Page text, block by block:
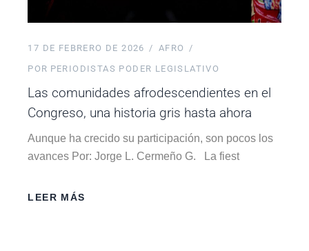
17 DE FEBRERO DE 2026
AFRO
POR PERIODISTAS PODER LEGISLATIVO
Las comunidades afrodescendientes en el
Congreso, una historia gris hasta ahora
Aunque ha crecido su participación, son pocos los
avances Por: Jorge L. Cermeño G. La fiest
LEER MÁS